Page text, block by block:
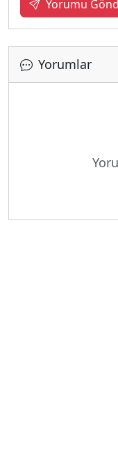
Yorumu
Yorumlar